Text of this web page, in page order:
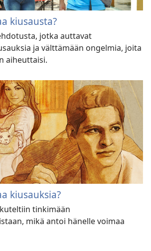
kiusausta?
jotka auttavat
ja välttämään ongelmia, joita
aiheuttaisi.
kiusauksia?
tinkimään
mikä antoi hänelle voimaa